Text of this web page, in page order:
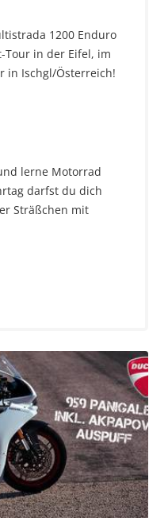
1200 Enduro
Tour in der Eifel, im
in Ischgl/Österreich!
lerne Motorrad
darfst du dich
Sträßchen mit